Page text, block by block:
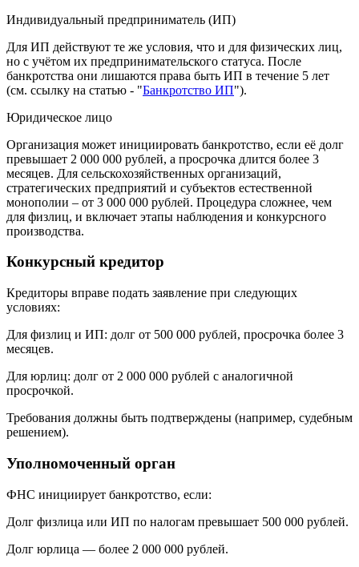
Индивидуальный предприниматель (ИП)
Для ИП действуют те же условия, что и для физических лиц,
но с учётом их предпринимательского статуса. После
банкротства они лишаются права быть ИП в течение 5 лет
(см. ссылку на статью - "Банкротство ИП").
Юридическое лицо
Организация может инициировать банкротство, если её долг
превышает 2 000 000 рублей, а просрочка длится более 3
месяцев. Для сельскохозяйственных организаций,
стратегических предприятий и субъектов естественной
монополии – от 3 000 000 рублей. Процедура сложнее, чем
для физлиц, и включает этапы наблюдения и конкурсного
производства.
Конкурсный кредитор
Кредиторы вправе подать заявление при следующих
условиях:
Для физлиц и ИП: долг от 500 000 рублей, просрочка более 3
месяцев.
Для юрлиц: долг от 2 000 000 рублей с аналогичной
просрочкой.
Требования должны быть подтверждены (например, судебным
решением).
Уполномоченный орган
ФНС инициирует банкротство, если:
Долг физлица или ИП по налогам превышает 500 000 рублей.
Долг юрлица — более 2 000 000 рублей.